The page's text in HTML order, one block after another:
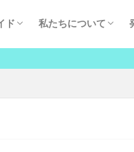
ド 私たちについて
八洲学園大学国際
最先